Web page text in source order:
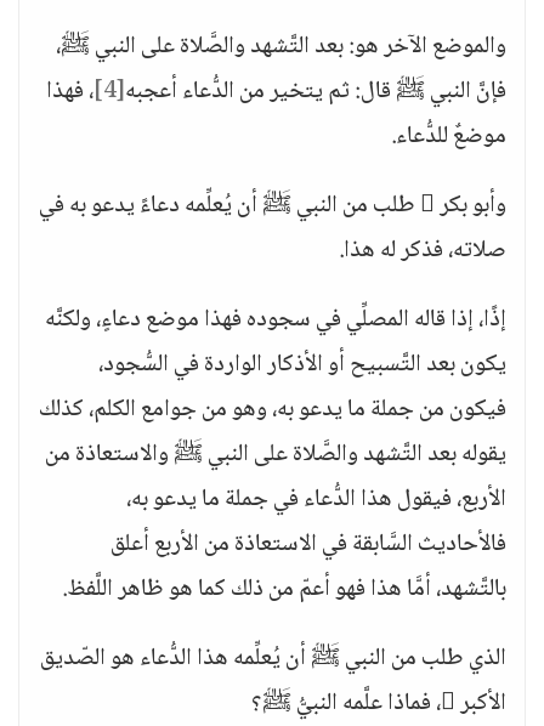
والموضع الآخر هو: بعد التَّشهد والصَّلاة على النبي ﷺ،
فإنَّ النبي ﷺ قال: ثم يتخير من الدُّعاء أعجبه[4] ، فهذا
موضعٌ للدُّعاء.
وأبو بكر  طلب من النبي ﷺ أن يُعلِّمه دعاءً يدعو به في
صلاته، فذكر له هذا.
إذًا، إذا قاله المصلِّي في سجوده فهذا موضع دعاءٍ، ولكنَّه
يكون بعد التَّسبيح أو الأذكار الواردة في السُّجود،
فيكون من جملة ما يدعو به، وهو من جوامع الكلم، كذلك
يقوله بعد التَّشهد والصَّلاة على النبي ﷺ والاستعاذة من
الأربع، فيقول هذا الدُّعاء في جملة ما يدعو به،
فالأحاديث السَّابقة في الاستعاذة من الأربع أعلق
بالتَّشهد، أمَّا هذا فهو أعمّ من ذلك كما هو ظاهر اللَّفظ.
الذي طلب من النبي ﷺ أن يُعلِّمه هذا الدُّعاء هو الصّديق
الأكبر ، فماذا علَّمه النبيُّ ﷺ؟